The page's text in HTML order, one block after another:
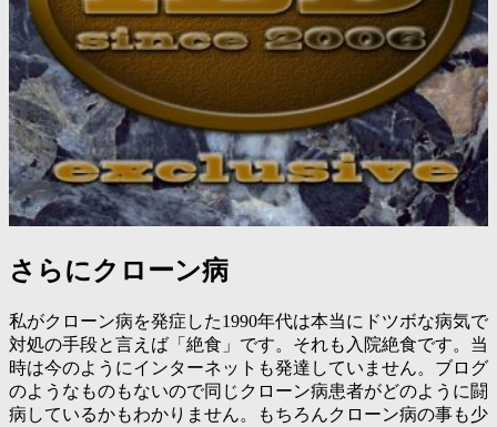
さらにクローン病
私がクローン病を発症した1990年代は本当にドツボな病気で
対処の手段と言えば「絶食」です。それも入院絶食です。当
時は今のようにインターネットも発達していません。ブログ
のようなものもないので同じクローン病患者がどのように闘
病しているかもわかりません。もちろんクローン病の事も少